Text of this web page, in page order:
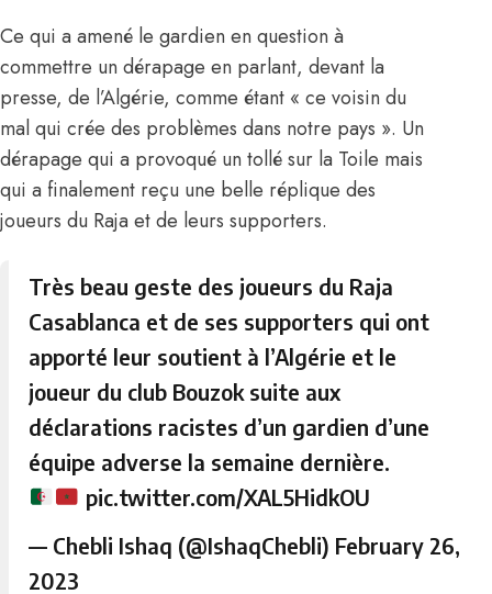
Ce qui a amené le gardien en question à
commettre un dérapage en parlant, devant la
presse, de l’Algérie, comme étant « ce voisin du
mal qui crée des problèmes dans notre pays ». Un
dérapage qui a provoqué un tollé sur la Toile mais
qui a finalement reçu une belle réplique des
joueurs du Raja et de leurs supporters.
Très beau geste des joueurs du Raja
Casablanca et de ses supporters qui ont
apporté leur soutient à l’Algérie et le
joueur du club Bouzok suite aux
déclarations racistes d’un gardien d’une
équipe adverse la semaine dernière.
pic.twitter.com/XAL5HidkOU
— Chebli Ishaq (@IshaqChebli) February 26,
2023